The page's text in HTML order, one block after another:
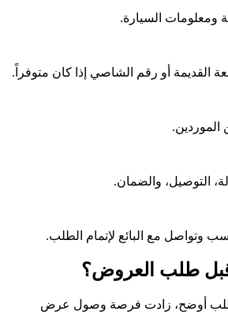
ومعلومات السيارة.
القديمة أو رقم الشاصي إذا كان متوفراً.
الموردين.
التوصيل، والضمان.
وتواصل مع البائع لإتمام الطلب.
طلب العروض؟
أوضح، زادت فرصة وصول عرض